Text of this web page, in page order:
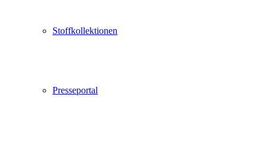
Stoffkollektionen
Presseportal